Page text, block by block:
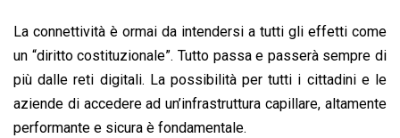
La connettività è ormai da intendersi a tutti gli effetti come
un “diritto costituzionale”. Tutto passa e passerà sempre di
più dalle reti digitali. La possibilità per tutti i cittadini e le
aziende di accedere ad un’infrastruttura capillare, altamente
performante e sicura è fondamentale.